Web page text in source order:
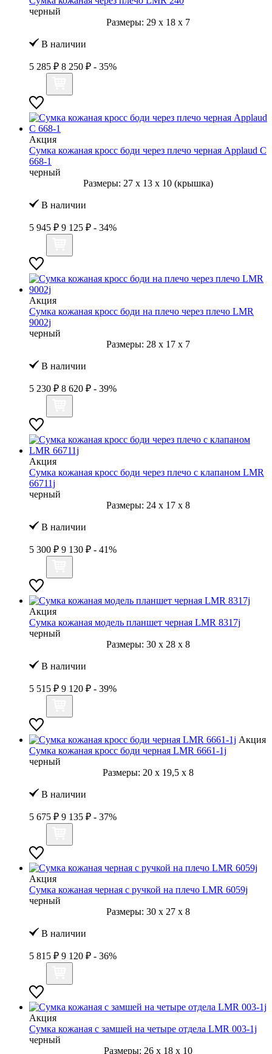
черный
Размеры: 29 x 18 x 7
В наличии
5 285 ₽ 8 250 ₽ - 35%
Акция
Сумка кожаная кросс боди через плечо черная Applaud С
668-1
черный
Размеры: 27 x 13 x 10 (крышка)
В наличии
5 945 ₽ 9 125 ₽ - 34%
Акция
Сумка кожаная кросс боди на плечо через плечо LMR
9002j
черный
Размеры: 28 x 17 x 7
В наличии
5 230 ₽ 8 620 ₽ - 39%
Акция
Сумка кожаная кросс боди через плечо с клапаном LMR
66711j
черный
Размеры: 24 x 17 x 8
В наличии
5 300 ₽ 9 130 ₽ - 41%
Акция
Сумка кожаная модель планшет черная LMR 8317j
черный
Размеры: 30 x 28 x 8
В наличии
5 515 ₽ 9 120 ₽ - 39%
Акция
Сумка кожаная кросс боди черная LMR 6661-1j
черный
Размеры: 20 x 19,5 x 8
В наличии
5 675 ₽ 9 135 ₽ - 37%
Акция
Сумка кожаная черная с ручкой на плечо LMR 6059j
черный
Размеры: 30 x 27 x 8
В наличии
5 815 ₽ 9 120 ₽ - 36%
Акция
Сумка кожаная с замшей на четыре отдела LMR 003-1j
черный
Размеры: 26 x 18 x 10